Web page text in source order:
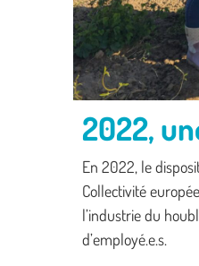
2022,
En 2022, le
Collectivité
l’industrie du
d’employé.e.s.